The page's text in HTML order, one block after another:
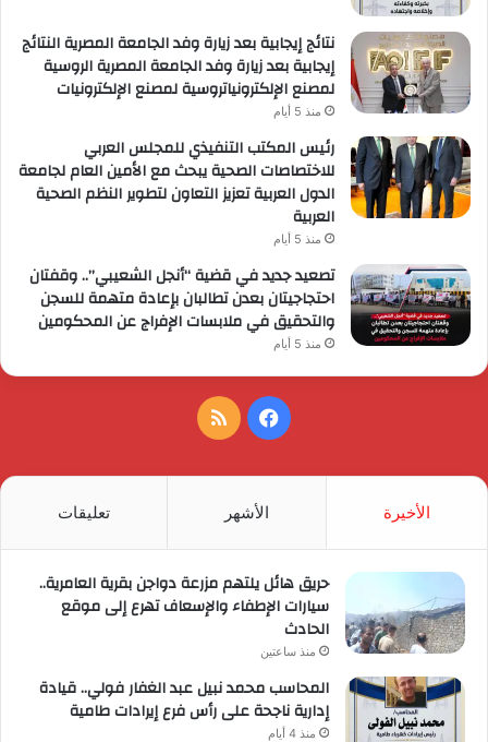
نتائج إيجابية بعد زيارة وفد الجامعة المصرية النتائج
إيجابية بعد زيارة وفد الجامعة المصرية الروسية
لمصنع الإلكترونياتروسية لمصنع الإلكترونيات
منذ 5 أيام
رئيس المكتب التنفيذي للمجلس العربي
للاختصاصات الصحية يبحث مع الأمين العام لجامعة
الدول العربية تعزيز التعاون لتطوير النظم الصحية
العربية
منذ 5 أيام
تصعيد جديد في قضية “أنجل الشعيبي”.. وقفتان
احتجاجيتان بعدن تطالبان بإعادة متهمة للسجن
والتحقيق في ملابسات الإفراج عن المحكومين
منذ 5 أيام
فيسبوكملخص
الأخيرة الأشهر تعليقات
حريق هائل يلتهم مزرعة دواجن بقرية العامرية..
سيارات الإطفاء والإسعاف تهرع إلى موقع
الحادث
منذ ساعتين
المحاسب محمد نبيل عبد الغفار فولي.. قيادة
إدارية ناجحة على رأس فرع إيرادات طامية
منذ 4 أيام